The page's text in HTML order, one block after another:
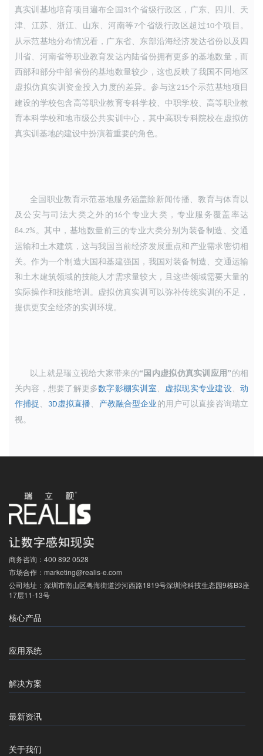
真实训基地培育项目遍布全国 31个省级行政区 ， 广东、四川、天
津、江苏、浙江、山东、河南等7个省级行政区超过10个项目。
从示范基地分布情况看 ， 广东省、东部沿海经济发达省份以及四
川省、河南省等职业教育发达内陆省份拥有更多的基地数量， 而
西部和部分中部省份的基地数量较少 ， 这也反映了我国不同地区
虚拟仿真实训资金投入力度的差异。参与这215个示范基地项目
建设的学校包含高等职业教育专科学校、中职学校、高等职业教
育本科学校和地市级公共实训中心 ， 其中高职专科院校在虚拟仿
真实训基地的建设中扮演着重要的角色。
全国职业教育示范基地服务涵盖除新闻传播、教育与体育以
及公安与司法大类之外的 16个专业大类 ， 专业服务覆盖率达
84.2%。其中，基地数量前三的专业大类分别为装备制造、交通
运输和土木建筑 ， 这与我国当前经济发展重点和产业需求密切相
关。作为一个制造大国和基建强国 ， 我国对装备制造、交通运输
和土木建筑领域的技能人才需求量较大 ，
且这些领域需要大量的
实际操作和技能培训。虚拟仿真实训可以弥补传统实训的不足 ，
提供更安全经济的实训环境。
以上就是瑞立视给大家带来的“国内虚拟仿真实训应用”的相
关内容，想要了解更多数字影棚实训室 、 虚拟现实专业建设、动
作捕捉 、 3D虚拟直播 、 产教融合型企业 的用户可以直接咨询瑞立
视。
商务咨询： 400 892 0528
市场合作： marketing@realis-e.com
公司地址： 深圳市南山区粤海街道沙河西路1819号深圳湾科技生态园9栋B3座
17层11-13号
核心产品
应用系统
解决方案
最新资讯
关于我们